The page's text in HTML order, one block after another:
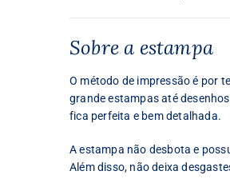
Sobre a estampa
O método de impressão é por
grande estampas até
fica perfeita e bem detalhada.
A estampa não desbota e
Além disso, não deixa